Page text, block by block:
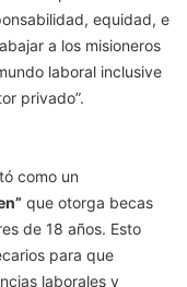
equidad, e
a los misioneros
laboral inclusive
privado”.
como un
que otorga becas
de 18 años. Esto
para que
laborales y